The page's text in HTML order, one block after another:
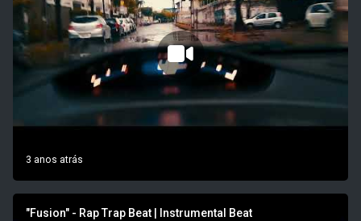
3 anos atrás
"Fusion" - Rap Trap Beat | Instrumental Beat